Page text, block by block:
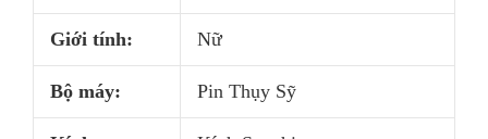
Giới tính: Nữ
Bộ máy: Pin Thụy Sỹ